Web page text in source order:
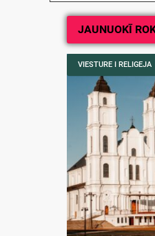
JAUNUOKĪ
VIESTURE I RELIGEJA